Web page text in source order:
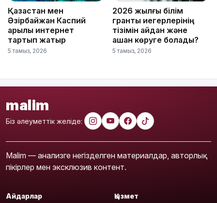
Қазақстан мен
Әзірбайжан Каспий
арқылы интернет
тартып жатыр
5 тамыз, 2026
2026 жылғы білім
гранты иегерлерінің
тізімін қайдан және
қашан көруге болады?
5 тамыз, 2026
malim
Біз әлеуметтік желіде:
Malim — анализге негізделген материалдар, авторлық
пікірлер мен эксклюзив контент.
Айдарлар Қызмет